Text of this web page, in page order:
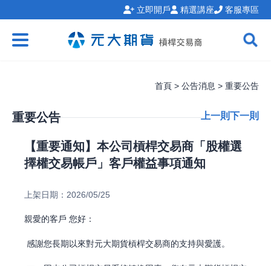
立即開戶 精選講座 客服專區
首頁 > 公告消息 > 重要公告
重要公告 上一則下一則
【重要通知】本公司槓桿交易商「股權選
擇權交易帳戶」客戶權益事項通知
上架日期：2026/05/25